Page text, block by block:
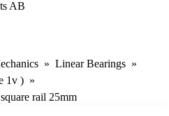
Linear Bearings
1v )
rail 25mm